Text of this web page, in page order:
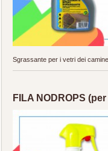
Sgrassante per i vetri dei
FILA NODROPS